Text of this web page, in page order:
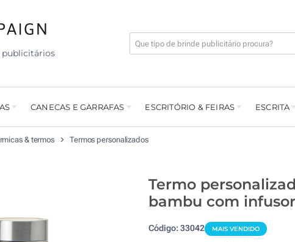
publicitários
CANECAS E GARRAFAS ESCRITÓRIO & FEIRAS ESCRITA
& termos Termos personalizados
Termo
bambu com
Código:33042 MAIS VENDIDO